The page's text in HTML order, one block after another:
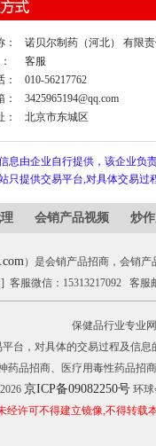
诺贝尔制药（河北） 有限责
客服
：
010-56217762
：
3425965194@qq.com
北京市东城区
息由企业自行提供，该企业负
只提供交易平台,对具体交易过
会销产品视频 炒
）是会销产品招商，会销
] 客服微信：15313217092 客服
保健品行业专业
台，对具体的交易过程及信
品招商、医疗用毒性药品招
京ICP备09082250号环球
经许可不得建立镜像,不得转载